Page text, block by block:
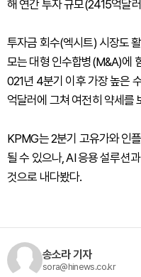
해 연간 투자 규모(2415억달
투자금 회수(엑시트) 시장도
모는 대형 인수합병(M&A)에
021년 4분기 이후 가장 높은
억달러에 그쳐 여전히 약세를
KPMG는 2분기 고유가와 인
될 수 있으나, AI 응용 설루션
것으로 내다봤다.
송소라 기자
sora@hinews.co.kr